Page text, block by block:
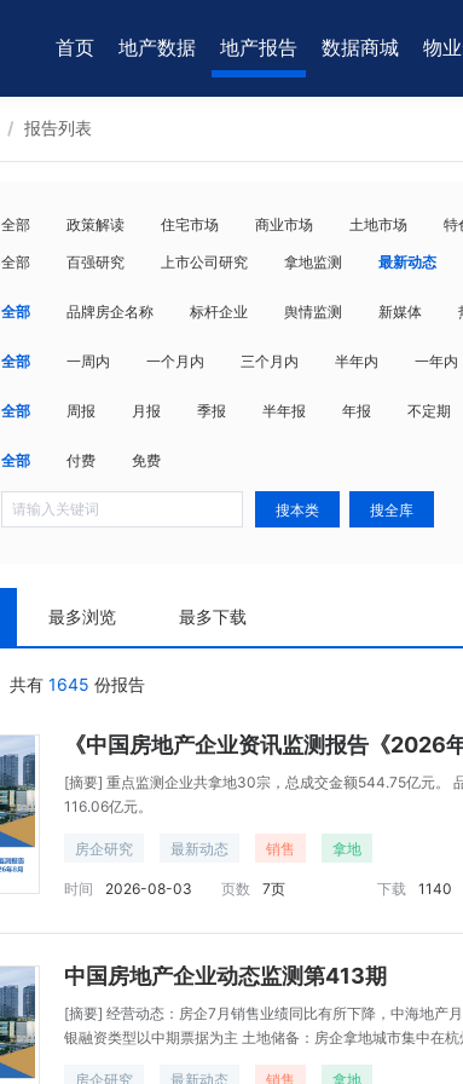
首页 地产数据 地产报告 数据商城 物
/ 报告列表
全部 政策解读 住宅市场 商业市场 土地市场 特
全部 百强研究 上市公司研究 拿地监测 最新动态
全部 品牌房企名称 标杆企业 舆情监测 新媒体
全部 一周内 一个月内 三个月内 半年内 一年内
全部 周报 月报 季报 半年报 年报 不定期
全部 付费 免费
搜本类 搜全库
最多浏览 最多下载
共有 1645 份报告
[摘要] 重点监测企业共拿地30宗，总成交金额544.75亿元。
116.06亿元。
房企研究 最新动态 销售 拿地
时间 2026-08-03 页数 7页 下载 1140
中国房地产企业动态监测第413期
[摘要] 经营动态：房企7月销售业绩同比有所下降，中海地产
银融资类型以中期票据为主 土地储备：房企拿地城市集中在
远洋建管代建代销大连久隆机械厂住宅项目
房企研究
最新动态 销售 拿地